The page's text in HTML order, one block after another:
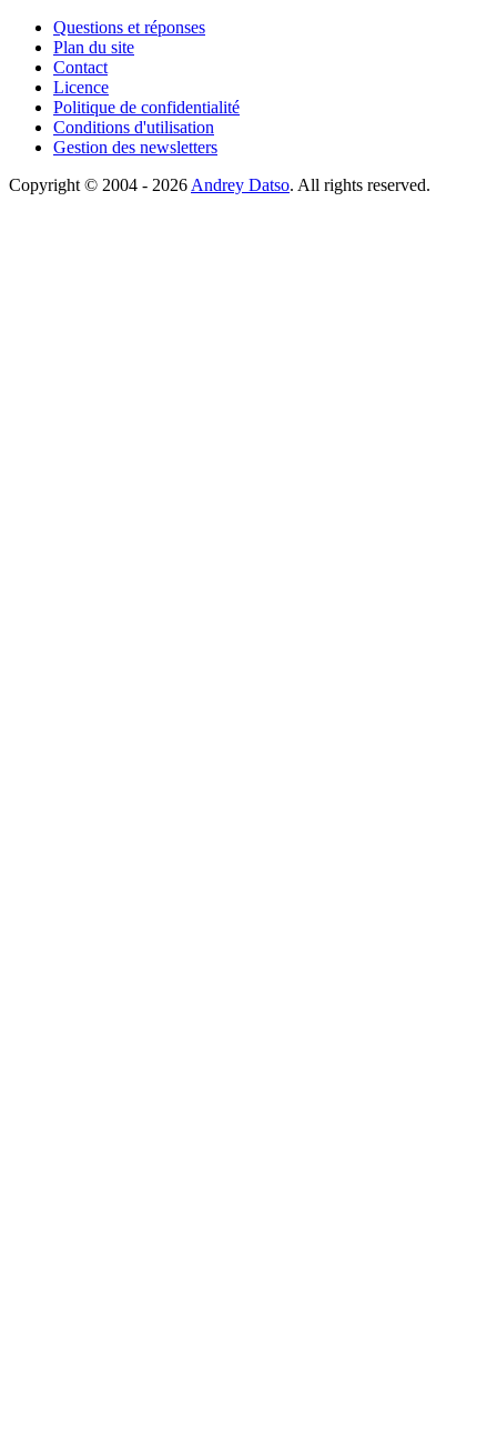
Questions et réponses
Plan du site
Contact
Licence
Politique de confidentialité
Conditions d'utilisation
Gestion des newsletters
Copyright © 2004 - 2026 Andrey Datso. All rights reserved.